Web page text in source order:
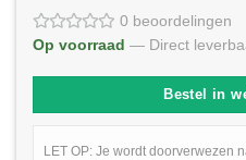
0 beoordelingen
Op voorraad — Direct
Bestel in
LET OP: Je wordt doorverwezen